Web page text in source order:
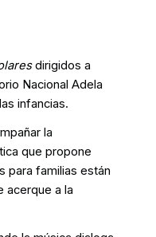
dirigidos a
Nacional Adela
infancias.
la
que propone
para familias están
acerque a la